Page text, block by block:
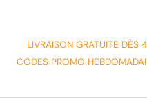
LIVRAISON GRATUITE DÈS
CODES PROMO